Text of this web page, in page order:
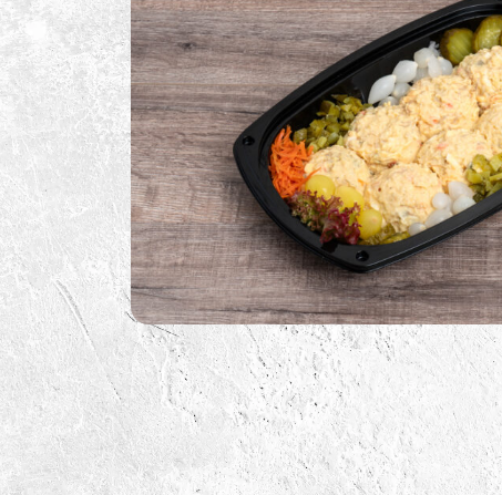
BBQ Sauzen
BBQ Benodigdheden
BBQ Voor De Kids